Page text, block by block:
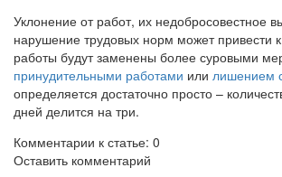
Уклонение от работ, их недобросовестное
нарушение трудовых норм может привести
работы будут заменены более суровыми
принудительными работами или лишением
определяется достаточно просто –
дней делится на три.
Комментарии к статье: 0
Оставить комментарий